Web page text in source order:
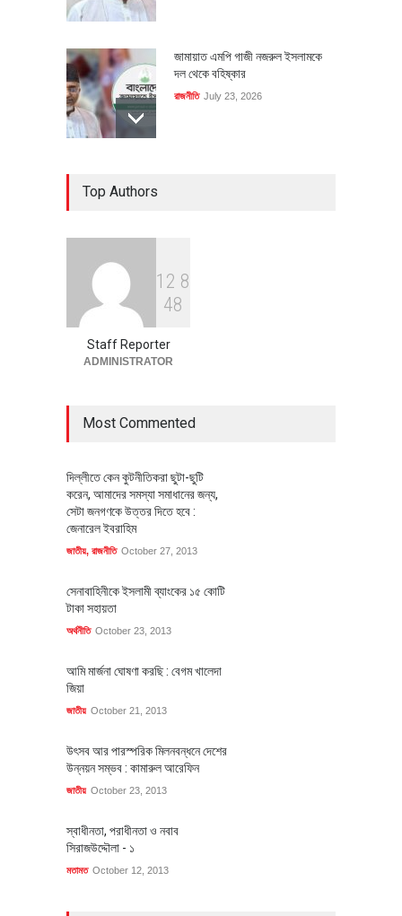
জামায়াত এমপি গাজী নজরুল ইসলামকে
দল থেকে বহিষ্কার
রাজনীতি July 23, 2026
বৈশ্বিক প্রতিযোগিতা সক্ষমতা বাড়াতে
পোশাক শিল্পে নতুন উদ্যোগ
Top Authors
1 2 8
48
Staff Reporter
ADMINISTRATOR
Most Commented
দিল্লীতে কেন কুটনীতিকরা ছুটা-ছুটি
করেন, আমাদের সমস্যা সমাধানের জন্য,
সেটা জনগণকে উত্তর দিতে হবে :
জেনারেল ইবরাহিম
জাতীয়, রাজনীতি October 27, 2013
সেনাবাহিনীকে ইসলামী ব্যাংকের ১৫ কোটি
টাকা সহায়তা
অর্থনীতি October 23, 2013
আমি মার্জনা ঘোষণা করছি : বেগম খালেদা
জিয়া
জাতীয় October 21, 2013
উৎসব আর পারস্পরিক মিলনবন্ধনে দেশের
উন্নয়ন সম্ভব : কামারুল আরেফিন
জাতীয় October 23, 2013
স্বাধীনতা, পরাধীনতা ও নবাব
সিরাজউদ্দৌলা - ১
মতামত October 12, 2013